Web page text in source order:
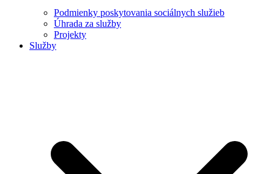
Podmienky poskytovania sociálnych služieb
Úhrada za služby
Projekty
Služby